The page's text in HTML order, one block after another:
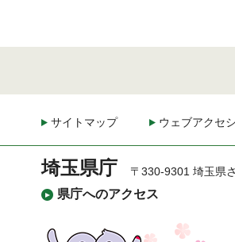
サイトマップ ウェブアクセ
埼玉県庁
県庁へのアクセス
〒330-9301 埼玉県